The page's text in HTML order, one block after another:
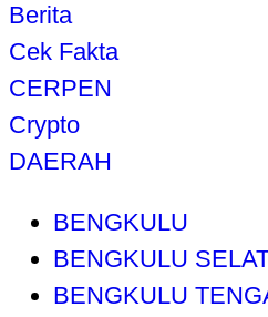
Berita
Cek Fakta
CERPEN
Crypto
DAERAH
BENGKULU
BENGKULU
BENGKULU